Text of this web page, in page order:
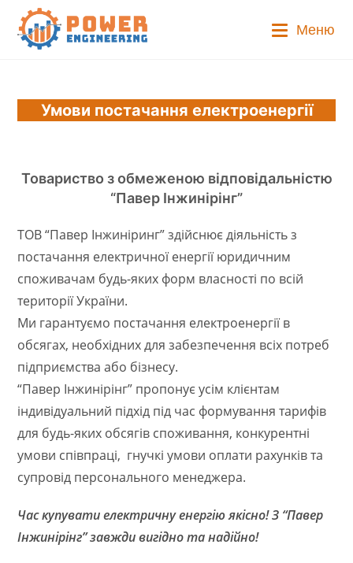
Перейти
вмісту
Меню
Умови постачання електроенергії
Товариство з обмеженою відповідальністю
“Павер Інжинірінг”
ТОВ “Павер Інжиніринг” здійснює діяльність з
постачання електричної енергії юридичним
споживачам будь-яких форм власності по всій
території України.
Ми гарантуємо постачання електроенергії в
обсягах, необхідних для забезпечення всіх потреб
підприємства або бізнесу.
“Павер Інжинірінг” пропонує усім клієнтам
індивідуальний підхід під час формування тарифів
для будь-яких обсягів споживання, конкурентні
умови співпраці, гнучкі умови оплати рахунків та
супровід персонального менеджера.
Час купувати електричну енергію якісно! З “Павер
Інжинірінг” завжди вигідно та надійно!